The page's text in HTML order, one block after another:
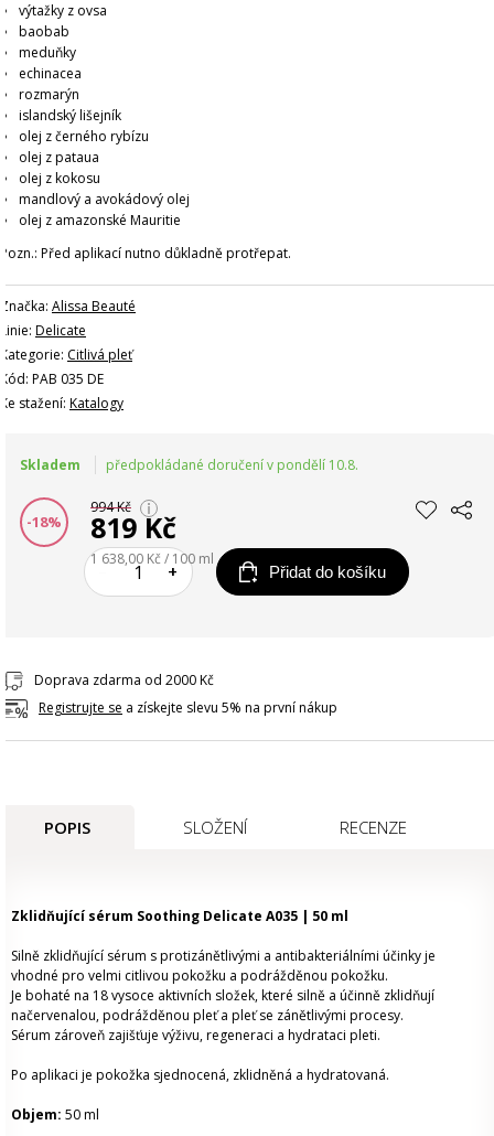
výtažky z ovsa
baobab
meduňky
echinacea
rozmarýn
islandský lišejník
olej z černého rybízu
olej z pataua
olej z kokosu
mandlový a avokádový olej
olej z amazonské Mauritie
Pozn.: Před aplikací nutno důkladně protřepat.
Značka: Alissa Beauté
Linie: Delicate
Kategorie: Citlivá pleť
Kód: PAB 035 DE
Ke stažení: Katalogy
Skladem předpokládané doručení v pondělí 10.8.
-18%
994 Kč
819 Kč
1 638,00 Kč / 100 ml
+ Přidat do košíku
Doprava zdarma od 2000 Kč
Registrujte se a získejte slevu 5% na první nákup
POPIS SLOŽENÍ RECENZE
Zklidňující sérum Soothing Delicate A035 | 50 ml
Silně zklidňující sérum s protizánětlivými a antibakteriálními účinky je
vhodné pro velmi citlivou pokožku a podrážděnou pokožku.
Je bohaté na 18 vysoce aktivních složek, které silně a účinně zklidňují
načervenalou, podrážděnou pleť a pleť se zánětlivými procesy.
Sérum zároveň zajišťuje výživu, regeneraci a hydrataci pleti.
Po aplikaci je pokožka sjednocená, zklidněná a hydratovaná.
Objem: 50 ml